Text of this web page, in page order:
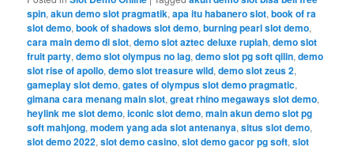
spin,akun demo slot pragmatik,apa itu habanero slot,book of ra
slot demo,book of shadows slot demo,burning pearl slot demo,
cara main demo di slot,demo slot aztec deluxe rupiah,demo slot
fruit party,demo slot olympus no lag,demo slot pg soft qilin,demo
slot rise of apollo,demo slot treasure wild,demo slot zeus 2,
gameplay slot demo,gates of olympus slot demo pragmatic,
gimana cara menang main slot,great rhino megaways slot demo,
heylink me slot demo,iconic slot demo,main akun demo slot pg
soft mahjong,modem yang ada slot antenanya,situs slot demo,
slot demo 2022,slot demo casino,slot demo gacor pg soft,slot